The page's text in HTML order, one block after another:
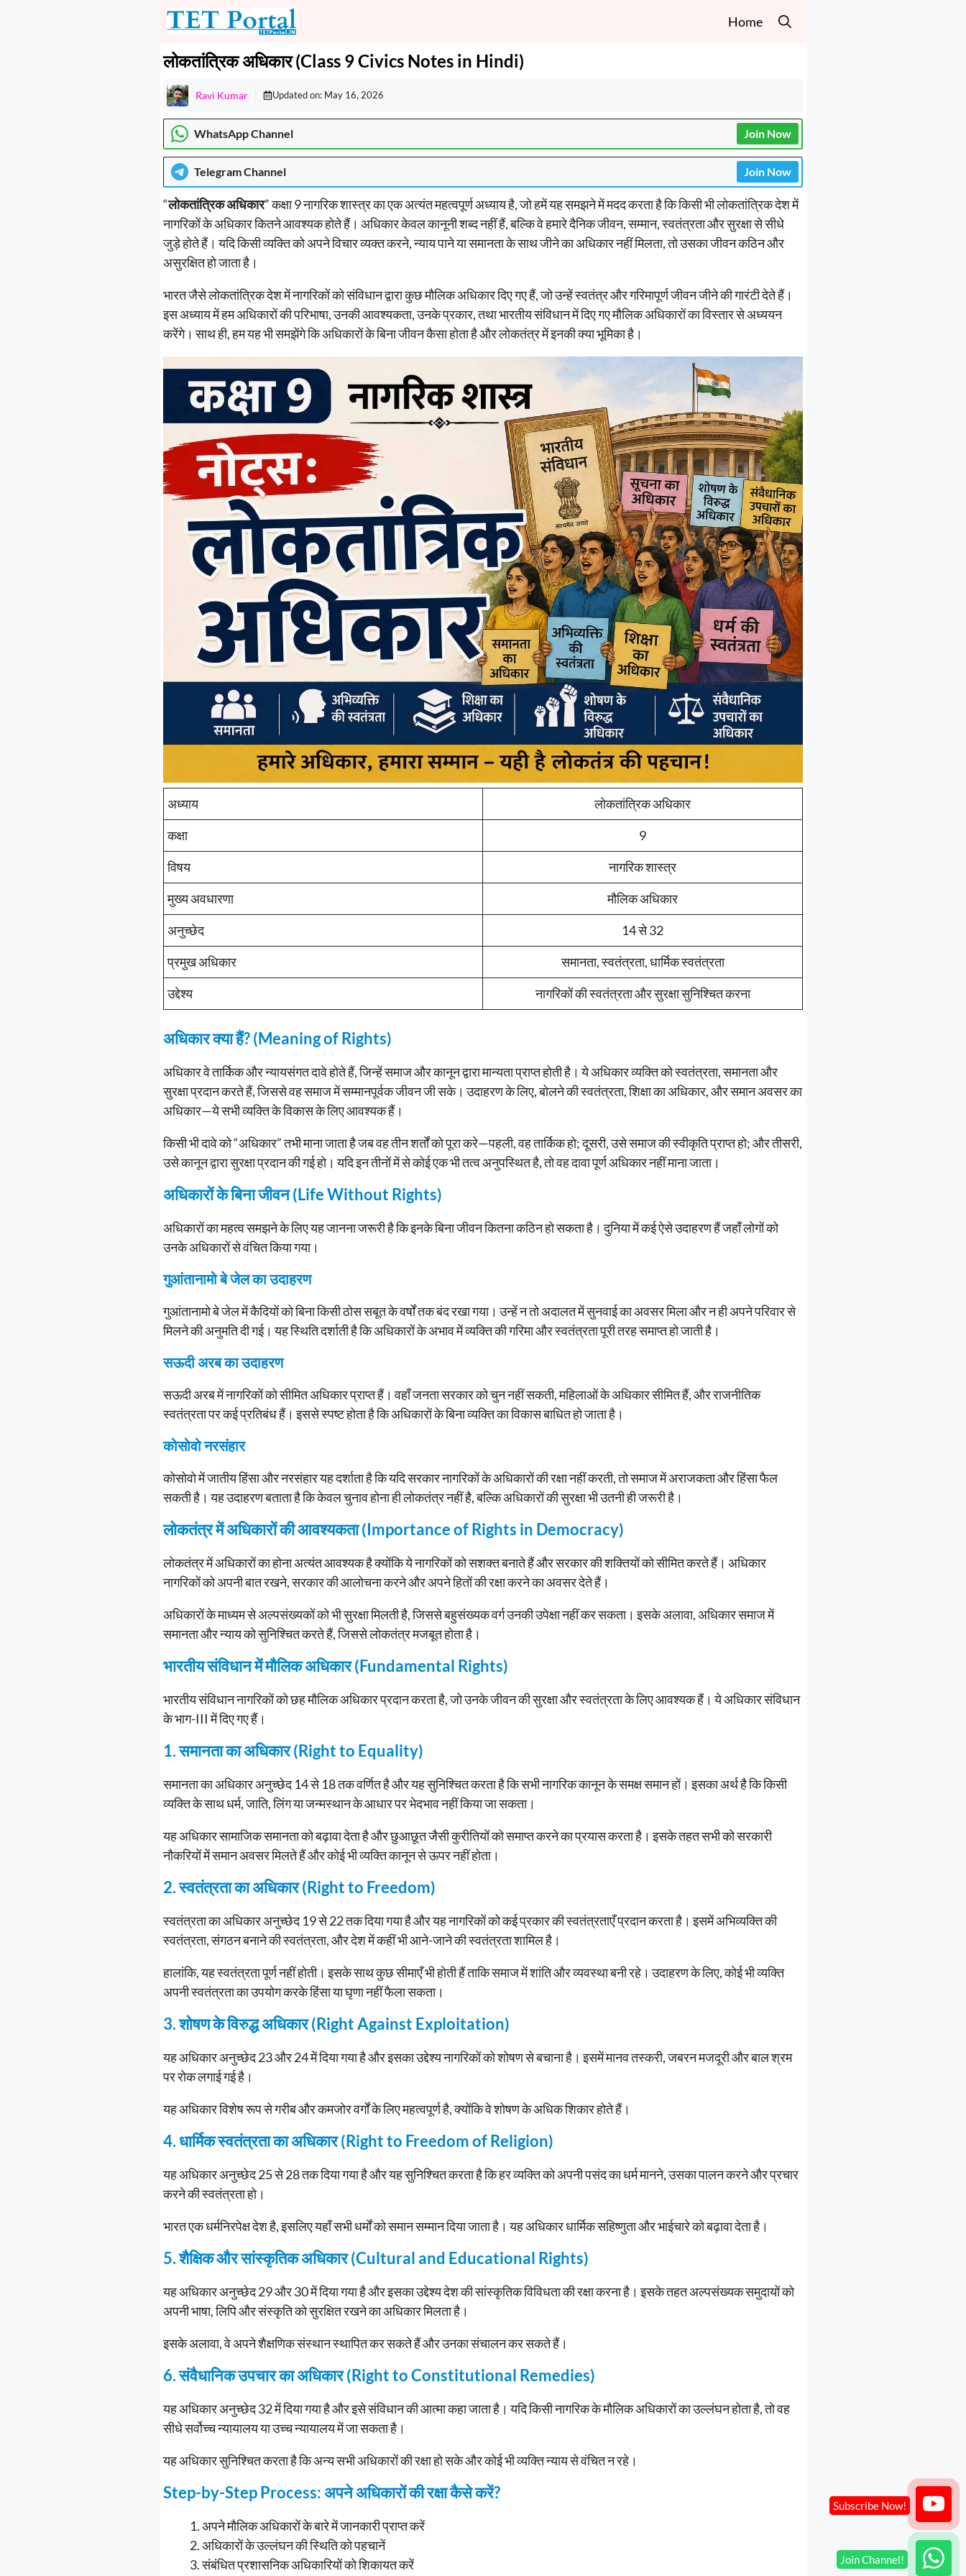
Home
लोकतांत्रिक अधिकार (Class 9 Civics Notes in Hindi)
Ravi Kumar Updated on: May 16, 2026
WhatsApp Channel Join Now
TelegramChannel Join Now
“लोकतांत्रिक अधिकार” कक्षा 9 नागरिक शास्त्र का एक अत्यंत महत्वपूर्ण अध्याय है, जो हमें यह समझने में मदद करता है कि किसी भी लोकतांत्रिक देश में
नागरिकों के अधिकार कितने आवश्यक होते हैं। अधिकार केवल कानूनी शब्द नहीं हैं, बल्कि वे हमारे दैनिक जीवन, सम्मान, स्वतंत्रता और सुरक्षा से सीधे
जुड़े होते हैं। यदि किसी व्यक्ति को अपने विचार व्यक्त करने, न्याय पाने या समानता के साथ जीने का अधिकार नहीं मिलता, तो उसका जीवन कठिन और
असुरक्षित हो जाता है।
भारत जैसे लोकतांत्रिक देश में नागरिकों को संविधान द्वारा कुछ मौलिक अधिकार दिए गए हैं, जो उन्हें स्वतंत्र और गरिमापूर्ण जीवन जीने की गारंटी देते हैं।
इस अध्याय में हम अधिकारों की परिभाषा, उनकी आवश्यकता, उनके प्रकार, तथा भारतीय संविधान में दिए गए मौलिक अधिकारों का विस्तार से अध्ययन
करेंगे। साथ ही, हम यह भी समझेंगे कि अधिकारों के बिना जीवन कैसा होता है और लोकतंत्र में इनकी क्या भूमिका है।
अध्याय
लोकतांत्रिक अधिकार
कक्षा
9
विषय
नागरिक शास्त्र
मुख्य अवधारणा
मौलिक अधिकार
अनुच्छेद
14 से 32
प्रमुख अधिकार
समानता, स्वतंत्रता, धार्मिक स्वतंत्रता
उद्देश्य
नागरिकों की स्वतंत्रता और सुरक्षा सुनिश्चित करना
अधिकार क्या हैं? (Meaning of Rights)
अधिकार वे तार्किक और न्यायसंगत दावे होते हैं, जिन्हें समाज और कानून द्वारा मान्यता प्राप्त होती है। ये अधिकार व्यक्ति को स्वतंत्रता, समानता और
सुरक्षा प्रदान करते हैं, जिससे वह समाज में सम्मानपूर्वक जीवन जी सके। उदाहरण के लिए, बोलने की स्वतंत्रता, शिक्षा का अधिकार, और समान अवसर का
अधिकार—ये सभी व्यक्ति के विकास के लिए आवश्यक हैं।
किसी भी दावे को “अधिकार” तभी माना जाता है जब वह तीन शर्तों को पूरा करे—पहली, वह तार्किक हो; दूसरी, उसे समाज की स्वीकृति प्राप्त हो; और तीसरी,
उसे कानून द्वारा सुरक्षा प्रदान की गई हो। यदि इन तीनों में से कोई एक भी तत्व अनुपस्थित है, तो वह दावा पूर्ण अधिकार नहीं माना जाता।
अधिकारों के बिना जीवन (Life Without Rights)
अधिकारों का महत्व समझने के लिए यह जानना जरूरी है कि इनके बिना जीवन कितना कठिन हो सकता है। दुनिया में कई ऐसे उदाहरण हैं जहाँ लोगों को
उनके अधिकारों से वंचित किया गया।
गुआंतानामो बे जेल का उदाहरण
गुआंतानामो बे जेल में कैदियों को बिना किसी ठोस सबूत के वर्षों तक बंद रखा गया। उन्हें न तो अदालत में सुनवाई का अवसर मिला और न ही अपने परिवार से
मिलने की अनुमति दी गई। यह स्थिति दर्शाती है कि अधिकारों के अभाव में व्यक्ति की गरिमा और स्वतंत्रता पूरी तरह समाप्त हो जाती है।
सऊदी अरब का उदाहरण
सऊदी अरब में नागरिकों को सीमित अधिकार प्राप्त हैं। वहाँ जनता सरकार को चुन नहीं सकती, महिलाओं के अधिकार सीमित हैं, और राजनीतिक
स्वतंत्रता पर कई प्रतिबंध हैं। इससे स्पष्ट होता है कि अधिकारों के बिना व्यक्ति का विकास बाधित हो जाता है।
कोसोवो नरसंहार
कोसोवो में जातीय हिंसा और नरसंहार यह दर्शाता है कि यदि सरकार नागरिकों के अधिकारों की रक्षा नहीं करती, तो समाज में अराजकता और हिंसा फैल
सकती है। यह उदाहरण बताता है कि केवल चुनाव होना ही लोकतंत्र नहीं है, बल्कि अधिकारों की सुरक्षा भी उतनी ही जरूरी है।
लोकतंत्र में अधिकारों की आवश्यकता (Importance of Rights in Democracy)
लोकतंत्र में अधिकारों का होना अत्यंत आवश्यक है क्योंकि ये नागरिकों को सशक्त बनाते हैं और सरकार की शक्तियों को सीमित करते हैं। अधिकार
नागरिकों को अपनी बात रखने, सरकार की आलोचना करने और अपने हितों की रक्षा करने का अवसर देते हैं।
अधिकारों के माध्यम से अल्पसंख्यकों को भी सुरक्षा मिलती है, जिससे बहुसंख्यक वर्ग उनकी उपेक्षा नहीं कर सकता। इसके अलावा, अधिकार समाज में
समानता और न्याय को सुनिश्चित करते हैं, जिससे लोकतंत्र मजबूत होता है।
भारतीय संविधान में मौलिक अधिकार (Fundamental Rights)
भारतीय संविधान नागरिकों को छह मौलिक अधिकार प्रदान करता है, जो उनके जीवन की सुरक्षा और स्वतंत्रता के लिए आवश्यक हैं। ये अधिकार संविधान
के भाग-III में दिए गए हैं।
1. समानता का अधिकार (Right to Equality)
समानता का अधिकार अनुच्छेद 14 से 18 तक वर्णित है और यह सुनिश्चित करता है कि सभी नागरिक कानून के समक्ष समान हों। इसका अर्थ है कि किसी
व्यक्ति के साथ धर्म, जाति, लिंग या जन्मस्थान के आधार पर भेदभाव नहीं किया जा सकता।
यह अधिकार सामाजिक समानता को बढ़ावा देता है और छुआछूत जैसी कुरीतियों को समाप्त करने का प्रयास करता है। इसके तहत सभी को सरकारी
नौकरियों में समान अवसर मिलते हैं और कोई भी व्यक्ति कानून से ऊपर नहीं होता।
2. स्वतंत्रता का अधिकार (Right to Freedom)
स्वतंत्रता का अधिकार अनुच्छेद 19 से 22 तक दिया गया है और यह नागरिकों को कई प्रकार की स्वतंत्रताएँ प्रदान करता है। इसमें अभिव्यक्ति की
स्वतंत्रता, संगठन बनाने की स्वतंत्रता, और देश में कहीं भी आने-जाने की स्वतंत्रता शामिल है।
हालांकि, यह स्वतंत्रता पूर्ण नहीं होती। इसके साथ कुछ सीमाएँ भी होती हैं ताकि समाज में शांति और व्यवस्था बनी रहे। उदाहरण के लिए, कोई भी व्यक्ति
अपनी स्वतंत्रता का उपयोग करके हिंसा या घृणा नहीं फैला सकता।
3. शोषण के विरुद्ध अधिकार (Right Against Exploitation)
यह अधिकार अनुच्छेद 23 और 24 में दिया गया है और इसका उद्देश्य नागरिकों को शोषण से बचाना है। इसमें मानव तस्करी, जबरन मजदूरी और बाल श्रम
पर रोक लगाई गई है।
यह अधिकार विशेष रूप से गरीब और कमजोर वर्गों के लिए महत्वपूर्ण है, क्योंकि वे शोषण के अधिक शिकार होते हैं।
4. धार्मिक स्वतंत्रता का अधिकार (Right to Freedom of Religion)
यह अधिकार अनुच्छेद 25 से 28 तक दिया गया है और यह सुनिश्चित करता है कि हर व्यक्ति को अपनी पसंद का धर्म मानने, उसका पालन करने और प्रचार
करने की स्वतंत्रता हो।
भारत एक धर्मनिरपेक्ष देश है, इसलिए यहाँ सभी धर्मों को समान सम्मान दिया जाता है। यह अधिकार धार्मिक सहिष्णुता और भाईचारे को बढ़ावा देता है।
5. शैक्षिक और सांस्कृतिक अधिकार (Cultural and Educational Rights)
यह अधिकार अनुच्छेद 29 और 30 में दिया गया है और इसका उद्देश्य देश की सांस्कृतिक विविधता की रक्षा करना है। इसके तहत अल्पसंख्यक समुदायों को
अपनी भाषा, लिपि और संस्कृति को सुरक्षित रखने का अधिकार मिलता है।
इसके अलावा, वे अपने शैक्षणिक संस्थान स्थापित कर सकते हैं और उनका संचालन कर सकते हैं।
6. संवैधानिक उपचार का अधिकार (Right to Constitutional Remedies)
यह अधिकार अनुच्छेद 32 में दिया गया है और इसे संविधान की आत्मा कहा जाता है। यदि किसी नागरिक के मौलिक अधिकारों का उल्लंघन होता है, तो वह
सीधे सर्वोच्च न्यायालय या उच्च न्यायालय में जा सकता है।
यह अधिकार सुनिश्चित करता है कि अन्य सभी अधिकारों की रक्षा हो सके और कोई भी व्यक्ति न्याय से वंचित न रहे।
Step-by-Step Process: अपने अधिकारों की रक्षा कैसे करें?
अपने मौलिक अधिकारों के बारे में जानकारी प्राप्त करें
अधिकारों के उल्लंघन की स्थिति को पहचानें
संबंधित प्रशासनिक अधिकारियों को शिकायत करें